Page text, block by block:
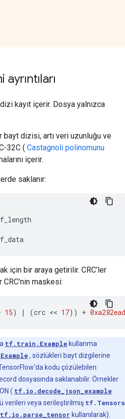
kayıt içerir. Dosya yalnızca
bayt dizisi, artı veri uzunluğu ve
32C ( Castagnoli polinomunu
içerir.
saklanır:
için bir araya getirilir. CRC'ler
CRC'nin maskesi:
15) | (crc << 17)) +
tf.train.Example kullanma
, sözlükleri bayt dizgilerine
kodu çözülebilen
dosyasında saklanabilir. Örnekler
( tf.io.decode_json_example
verileri veya serileştirilmiş tf.Tensors
tf.io.parse_tensor kullanılarak).